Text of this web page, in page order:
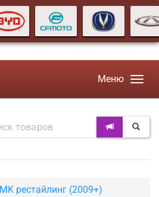
Меню
MK рестайлинг (2009+)